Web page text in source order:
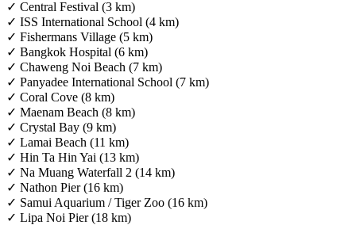
✓ Central Festival (3 km)
✓ ISS International School (4 km)
✓ Fishermans Village (5 km)
✓ Bangkok Hospital (6 km)
✓ Chaweng Noi Beach (7 km)
✓ Panyadee International School (7 km)
✓ Coral Cove (8 km)
✓ Maenam Beach (8 km)
✓ Crystal Bay (9 km)
✓ Lamai Beach (11 km)
✓ Hin Ta Hin Yai (13 km)
✓ Na Muang Waterfall 2 (14 km)
✓ Nathon Pier (16 km)
✓ Samui Aquarium / Tiger Zoo (16 km)
✓ Lipa Noi Pier (18 km)